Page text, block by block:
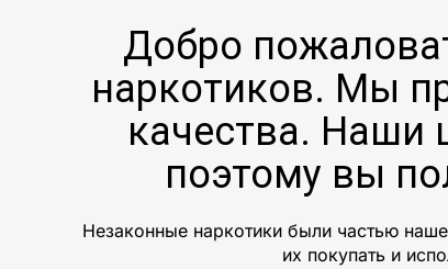
Добро
наркотиков. Мы
качества. Наши
поэтому вы
Незаконные наркотики были частью
их покупать и